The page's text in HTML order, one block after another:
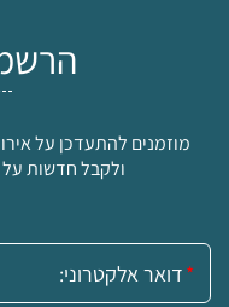
מוזמנים להתעדכן על
ולקבל חדשות
אימייל: